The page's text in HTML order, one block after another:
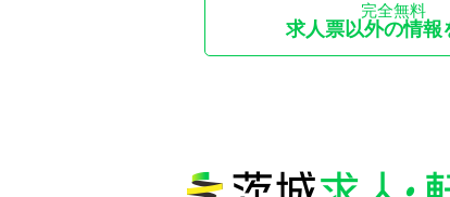
完全無料
求人票以外の情報